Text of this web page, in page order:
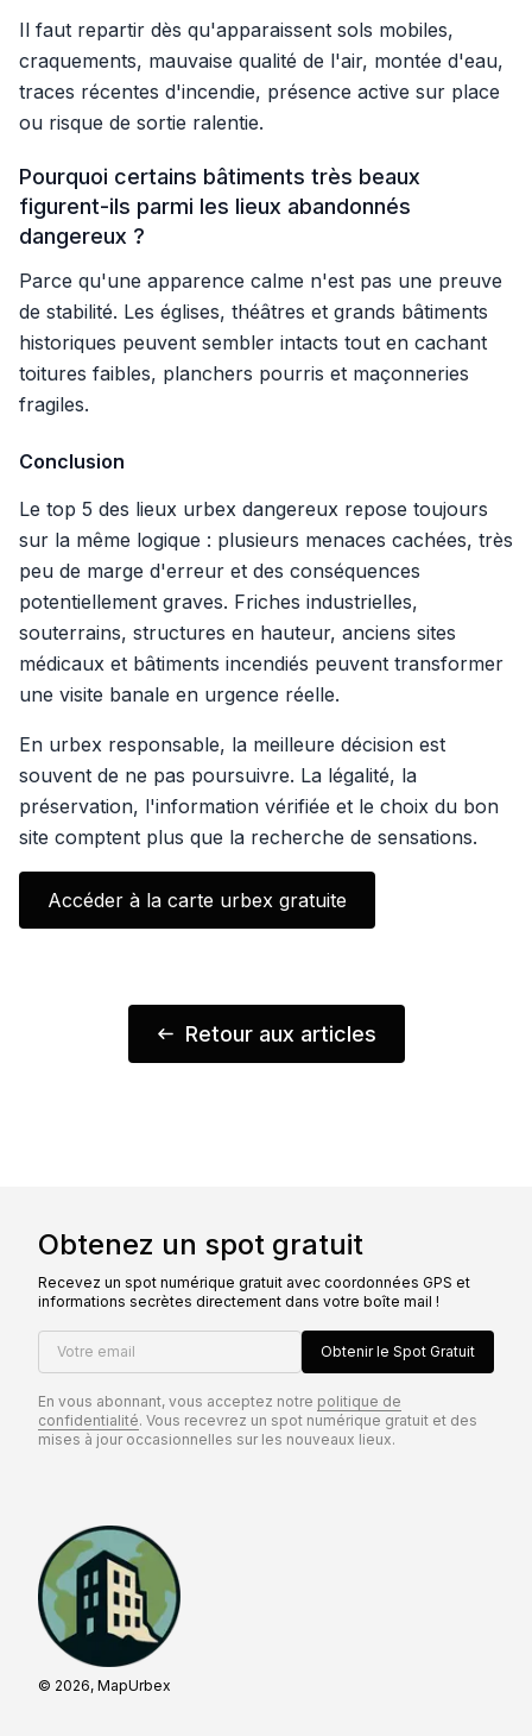
Il faut repartir dès qu'apparaissent sols mobiles,
craquements, mauvaise qualité de l'air, montée d'eau,
traces récentes d'incendie, présence active sur place
ou risque de sortie ralentie.
Pourquoi certains bâtiments très beaux
figurent-ils parmi les lieux abandonnés
dangereux ?
Parce qu'une apparence calme n'est pas une preuve
de stabilité. Les églises, théâtres et grands bâtiments
historiques peuvent sembler intacts tout en cachant
toitures faibles, planchers pourris et maçonneries
fragiles.
Conclusion
Le top 5 des lieux urbex dangereux repose toujours
sur la même logique : plusieurs menaces cachées, très
peu de marge d'erreur et des conséquences
potentiellement graves. Friches industrielles,
souterrains, structures en hauteur, anciens sites
médicaux et bâtiments incendiés peuvent transformer
une visite banale en urgence réelle.
En urbex responsable, la meilleure décision est
souvent de ne pas poursuivre. La légalité, la
préservation, l'information vérifiée et le choix du bon
site comptent plus que la recherche de sensations.
Accéder à la carte urbex gratuite
Retour aux articles
© 2026, MapUrbex
Obtenez un spot gratuit
Recevez un spot numérique gratuit avec coordonnées GPS et
informations secrètes directement dans votre boîte mail !
Votre email Obtenir le Spot Gratuit
En vous abonnant, vous acceptez notre politique de
confidentialité. Vous recevrez un spot numérique gratuit et des
mises à jour occasionnelles sur les nouveaux lieux.